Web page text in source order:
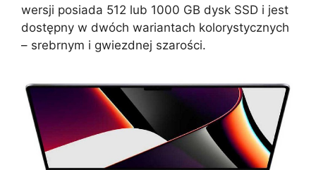
wersji posiada 512 lub 1000 GB dysk SSD i jest
dostępny w dwóch wariantach kolorystycznych
– srebrnym i gwiezdnej szarości.